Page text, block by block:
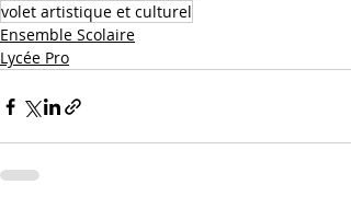
volet artistique et culturel
Ensemble Scolaire
Lycée Pro